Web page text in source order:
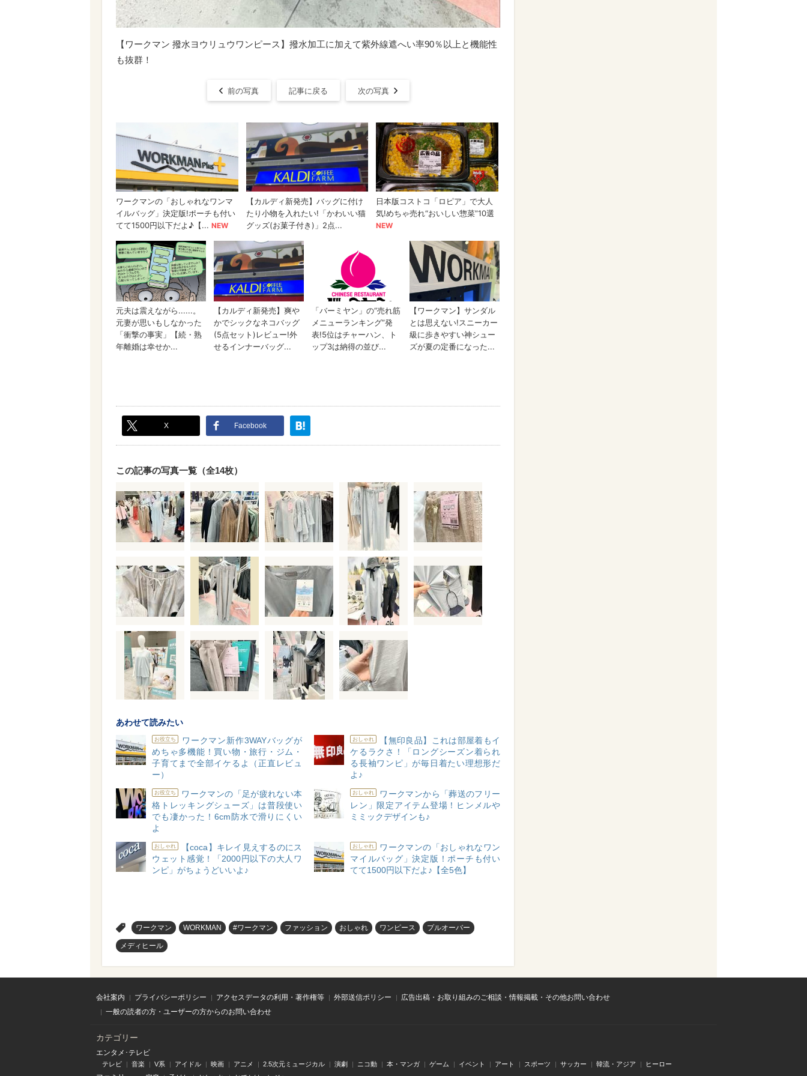
【ワークマン 撥水ヨウリュウワンピース】撥水加工に加えて紫外線遮へい率90％以上と機能性
も抜群！
前の写真 記事に戻る 次の写真
X Facebook
この記事の写真一覧（全14枚）
あわせて読みたい
お役立ち
ワークマン新作3WAYバッグが
めちゃ多機能！買い物・旅行・ジム・
子育てまで全部イケるよ（正直レビュ
ー）
おしゃれ
【無印良品】これは部屋着もイ
ケるラクさ！「ロングシーズン着られ
る長袖ワンピ」が毎日着たい理想形だ
よ♪
お役立ち
ワークマンの「足が疲れない本
格トレッキングシューズ」は普段使い
でも凄かった！6cm防水で滑りにくい
よ
おしゃれ
ワークマンから「葬送のフリー
レン」限定アイテム登場！ヒンメルや
ミミックデザインも♪
おしゃれ
【coca】キレイ見えするのにス
ウェット感覚！「2000円以下の大人ワ
ンピ」がちょうどいいよ♪
おしゃれ
ワークマンの「おしゃれなワン
マイルバッグ」決定版！ポーチも付い
てて1500円以下だよ♪【全5色】
ワークマン WORKMAN #ワークマン ファッション おしゃれ ワンピース プルオーバー
メディヒール
会社案内 プライバシーポリシー アクセスデータの利用・著作権等 外部送信ポリシー
広告出稿・お取り組みのご相談・情報掲載・その他お問い合わせ
一般の読者の方・ユーザーの方からのお問い合わせ
カテゴリー
エンタメ･テレビ
テレビ 音楽 V系 アイドル 映画 アニメ 2.5次元ミュージカル 演劇 ニコ動 本・マンガ ゲーム イベント アート スポーツ サッカー 韓流・アジア ヒーロー